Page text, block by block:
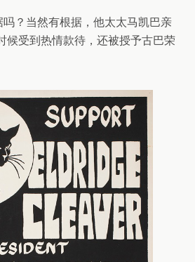
吗？当然有根据，他太太马凯巴亲
候受到热情款待，还被授予古巴荣